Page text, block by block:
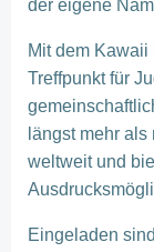
der eigene
Mit dem
Treffpunkt für
längst mehr
weltweit und
Eingeladen